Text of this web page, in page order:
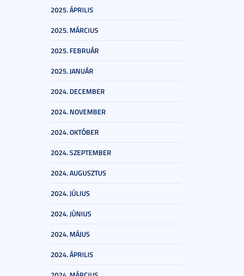
2025. ÁPRILIS
2025. MÁRCIUS
2025. FEBRUÁR
2025. JANUÁR
2024. DECEMBER
2024. NOVEMBER
2024. OKTÓBER
2024. SZEPTEMBER
2024. AUGUSZTUS
2024. JÚLIUS
2024. JÚNIUS
2024. MÁJUS
2024. ÁPRILIS